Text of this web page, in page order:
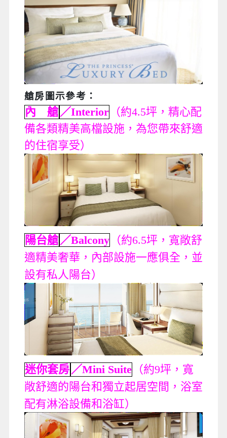
艙房圖示參考 ：
內 艙／Interior （約4.5坪，精心配
備各類精美高檔設施，為您帶來舒適
的住宿享受）
陽台艙 ／Balcony （約6.5坪，寬敞舒
適精美奢華，內部設施一應俱全，並
設有私人陽台）
迷你套房 ／Mini Suite （約9坪，寬
敞舒適的陽台和獨立起居空間，浴室
配有淋浴設備和浴缸）